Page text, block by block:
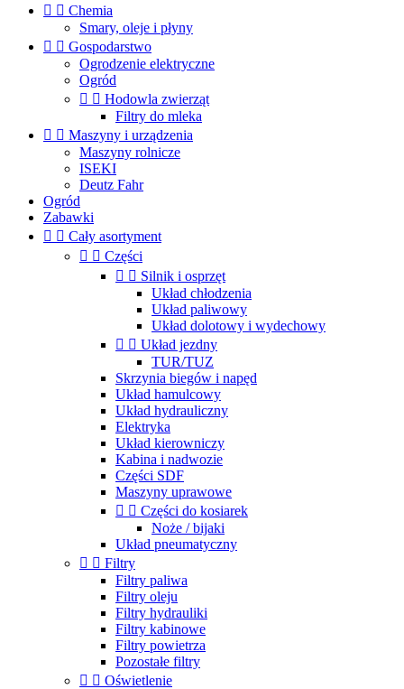
  Chemia
Smary, oleje i płyny
  Gospodarstwo
Ogrodzenie elektryczne
Ogród
  Hodowla zwierząt
Filtry do mleka
  Maszyny i urządzenia
Maszyny rolnicze
ISEKI
Deutz Fahr
Ogród
Zabawki
  Cały asortyment
  Części
  Silnik i osprzęt
Układ chłodzenia
Układ paliwowy
Układ dolotowy i wydechowy
  Układ jezdny
TUR/TUZ
Skrzynia biegów i napęd
Układ hamulcowy
Układ hydrauliczny
Elektryka
Układ kierowniczy
Kabina i nadwozie
Części SDF
Maszyny uprawowe
  Części do kosiarek
Noże / bijaki
Układ pneumatyczny
  Filtry
Filtry paliwa
Filtry oleju
Filtry hydrauliki
Filtry kabinowe
Filtry powietrza
Pozostałe filtry
  Oświetlenie